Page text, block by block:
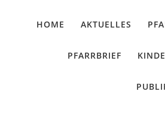
HOME AKTUELLES
PFARRBRIEF